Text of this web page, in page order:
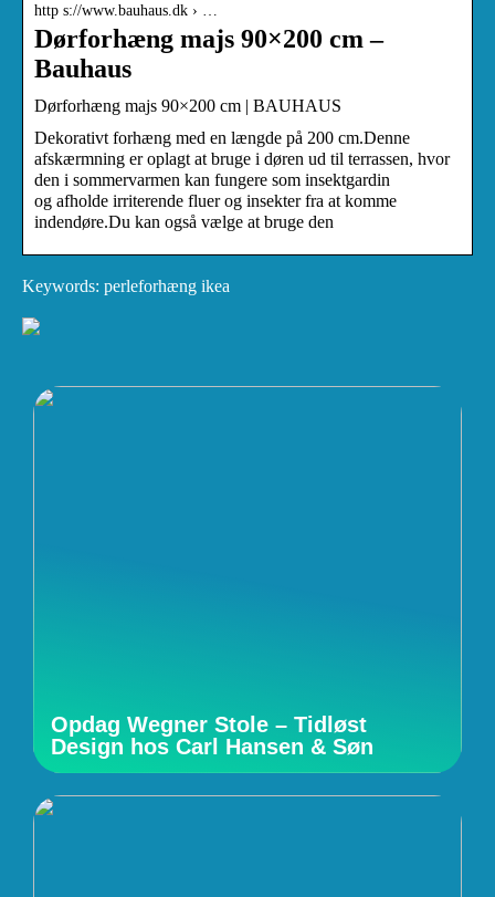
http s://www.bauhaus.dk › …
Dørforhæng majs 90×200 cm –
Bauhaus
Dørforhæng majs 90×200 cm | BAUHAUS
Dekorativt forhæng med en længde på 200 cm.Denne
afskærmning er oplagt at bruge i døren ud til terrassen, hvor
den i sommervarmen kan fungere som insektgardin
og afholde irriterende fluer og insekter fra at komme
indendøre.Du kan også vælge at bruge den
Keywords: perleforhæng ikea
Opdag Wegner Stole – Tidløst
Design hos Carl Hansen & Søn